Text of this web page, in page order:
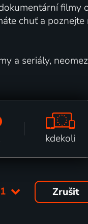
filmy
chuť a poznejte
a seriály,
kdekoli
Zrušit